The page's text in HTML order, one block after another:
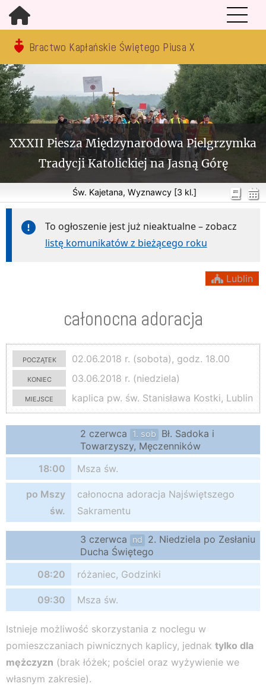
Bractwo Kapłańskie Świętego Piusa X
XXXII Piesza Międzynarodowa Pielgrzymka
Tradycji Katolickiej na Jasną Górę
Św. Kajetana, Wyznawcy [3 kl.]
To ogłoszenie jest już nieaktualne – zobacz
listę komunikatów z bieżącego roku
Lublin
całonocna adoracja
początek
02.06.2018 r. (sobota), godz. 18.00
koniec
03.06.2018 r. (niedziela)
miejsce
kaplica pw. św. Stanisława Kostki, Lublin
2 czerwca 1. sob
Bł. Sadoka i
Towarzyszy, Męczenników
18:00
Msza św.
po Mszy
św.
całonocna adoracja Najświętszego
Sakramentu
3 czerwca nd
2. Niedziela po Zesłaniu
Ducha Świętego
08:20
różaniec, Godzinki
09:30 Msza św.
Istnieje możliwość skorzystania z noclegu w
pomieszczaniach piwnicznych kaplicy, jednak tylko dla
mężczyzn (brak łóżek; pościel oraz wyżywienie we
własnym zakresie).